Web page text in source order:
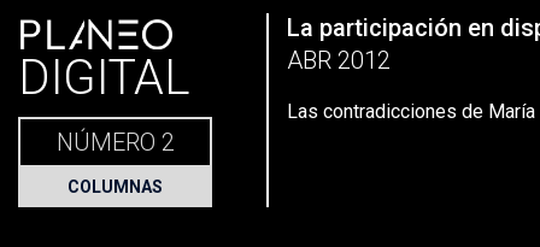
Portada» Planeo Hoy Secciones»Columnas»Las
PLANEO
DIGITAL
NÚMERO 2
COLUMNAS
La participación en
ABR 2012
Las contradicciones de María